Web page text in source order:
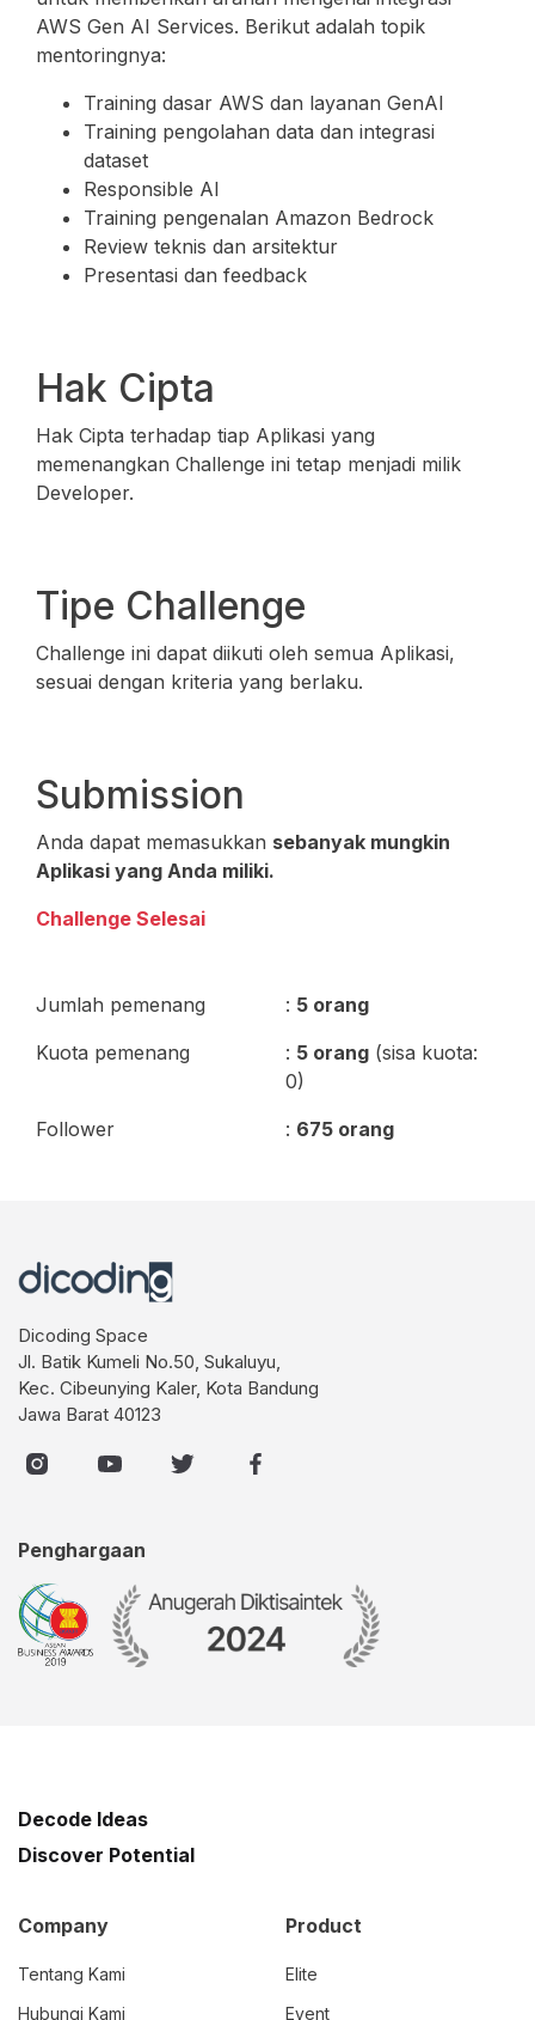
AWS Gen AI Services. Berikut adalah topik
mentoringnya:
Training dasar AWS dan layanan GenAI
Training pengolahan data dan integrasi
dataset
Responsible AI
Training pengenalan Amazon Bedrock
Review teknis dan arsitektur
Presentasi dan feedback
Hak Cipta
Hak Cipta terhadap tiap Aplikasi yang
memenangkan Challenge ini tetap menjadi milik
Developer.
Tipe Challenge
Challenge ini dapat diikuti oleh semua Aplikasi,
sesuai dengan kriteria yang berlaku.
Submission
Anda dapat memasukkan sebanyak mungkin
Aplikasi yang Anda miliki.
Challenge Selesai
Jumlah pemenang : 5 orang
Kuota pemenang
: 5 orang (sisa kuota:
0)
Follower
: 675 orang
Dicoding Space
Jl. Batik Kumeli No.50, Sukaluyu,
Kec. Cibeunying Kaler, Kota Bandung
Jawa Barat 40123
Penghargaan
Decode Ideas
Discover Potential
Company
Tentang Kami
Hubungi Kami
Product
Elite
Event